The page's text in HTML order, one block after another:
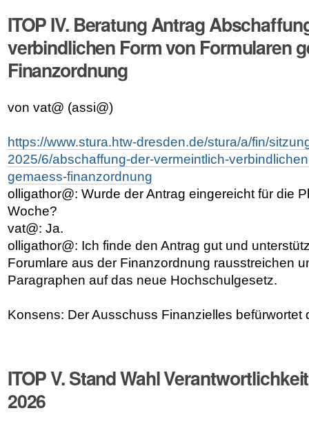
ITOP IV. Beratung Antrag
verbindlichen Form von Formularen
Finanzordnung
von vat@ (assi@)
https://www.stura.htw-dresden.de/stura/a/fin/
2025/6/abschaffung-der-vermeintlich-
gemaess-finanzordnung
olligathor@: Wurde der Antrag eingereicht für die
Woche?
vat@: Ja.
olligathor@: Ich finde den Antrag gut und
Forumlare aus der Finanzordnung rausstreichen
Paragraphen auf das neue Hochschulgesetz.
Konsens: Der Ausschuss Finanzielles befürwortet
ITOP V. Stand Wahl
2026